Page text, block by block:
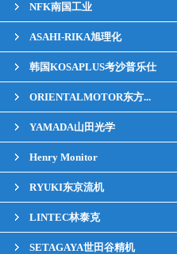
NFK南国工业
ASAHI-RIKA旭理化
韩国KOSAPLUS考沙普乐仕
ORIENTALMOTOR东方...
YAMADA山田光学
Henry Monitor
RYUKI东京流机
LINTEC林泰克
SETAGAYA世田谷精机